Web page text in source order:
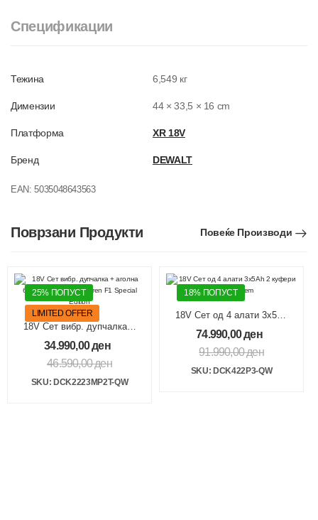
Спецификации
Тежина 6,549 кг
Димензии 44 × 33,5 × 16 cm
Платформа XR 18V
Бренд DEWALT
EAN:5035048643563
Поврзани Продукти Повеќе Производи
25% ПОПУСТ
LIMITED OFFER
18V Сет вибр. дупчалка +
аголна брусилка 2x5Ah
McLaren F1 Special Edition
34.990,00ден
46.590,00ден
SKU: DCK2223MP2T-QW
18% ПОПУСТ
18V Сет од 4 алати 3x5Ah
2 куфери Tough System
74.990,00ден
91.990,00ден
SKU: DCK422P3-QW